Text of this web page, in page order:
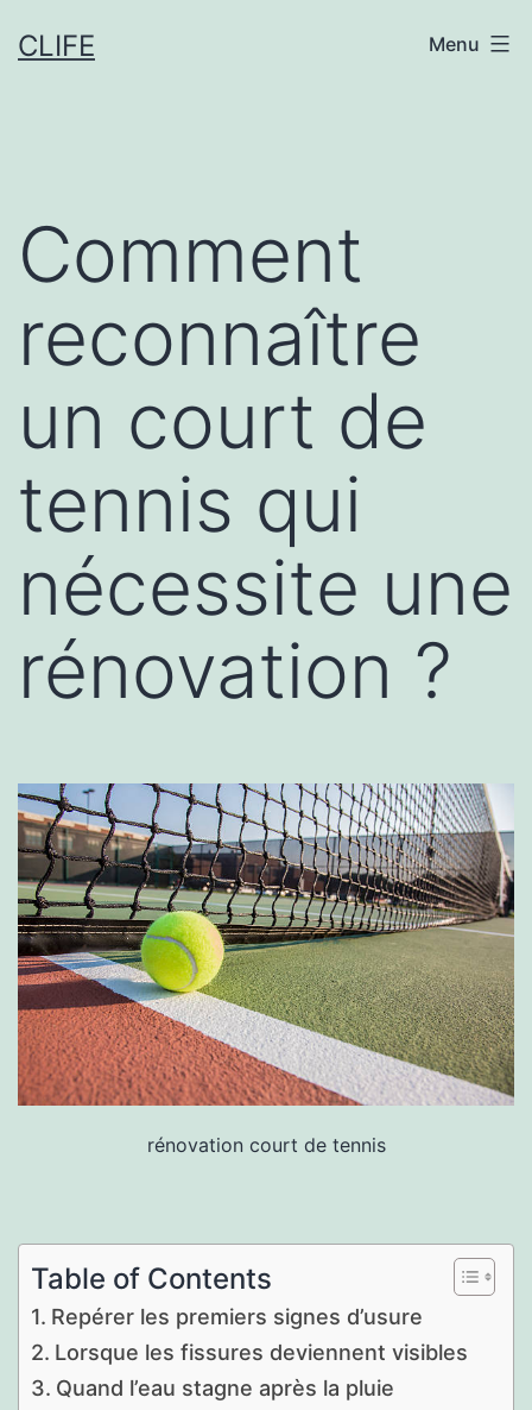
auCLIFE Menu
Comment
reconnaître
un court de
tennis qui
nécessite une
rénovation ?
rénovation court de tennis
Table of Contents
Repérer les premiers signes d’usure
Lorsque les fissures deviennent visibles
Quand l’eau stagne après la pluie